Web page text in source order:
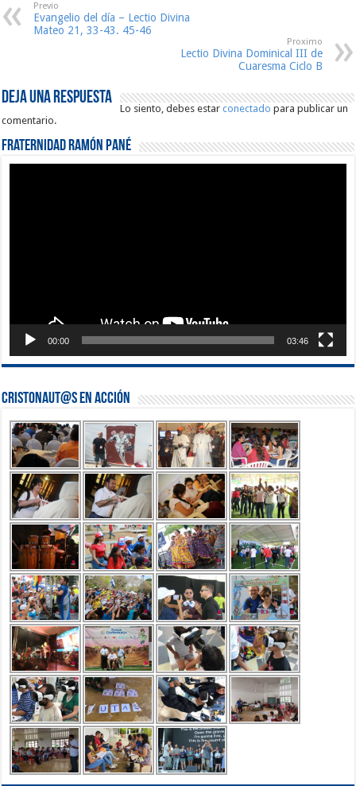
Previo
Evangelio del día – Lectio Divina
Mateo 21, 33-43. 45-46
Proximo
Lectio Divina Dominical III de
Cuaresma Ciclo B
Deja una respuesta
Lo siento, debes estarconectado para publicar un
comentario.
Fraternidad Ramón Pané
00:00 03:46
Cristonaut@s en Acción